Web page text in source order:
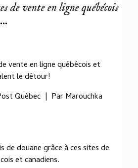
de vente en ligne québécois
vente en ligne québécois et
le détour!
Québec | Par Marouchka
de douane grâce à ces sites de
et canadiens.